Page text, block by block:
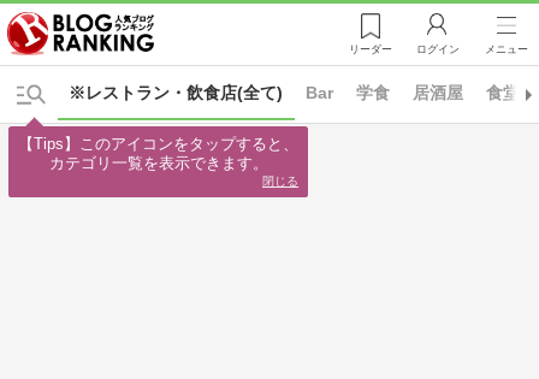
リーダー ログイン メニュー
※レストラン・飲食店(全て) Bar 学食 居酒屋 食堂
【Tips】このアイコンをタップすると、
カテゴリ一覧を表示できます。
閉じる